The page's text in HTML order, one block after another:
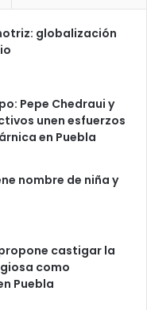
globalización
Pepe Chedraui y
unen esfuerzos
en Puebla
nombre de niña y
castigar la
como
Puebla